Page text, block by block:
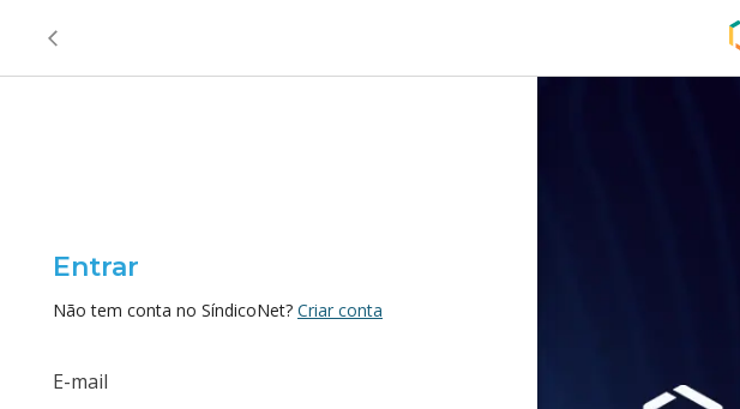
Entrar
Não tem conta no SíndicoNet? Criar conta
E-mail